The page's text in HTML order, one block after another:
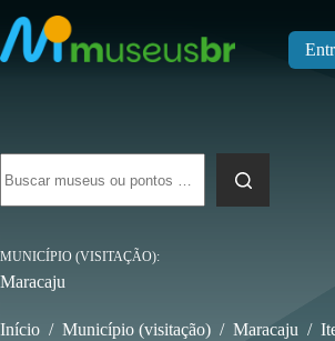
para
o
conteúdo
resultados
MUNICÍPIO (VISITAÇÃO)
Maracaju
Início / Município (visitação) / Maracaju /